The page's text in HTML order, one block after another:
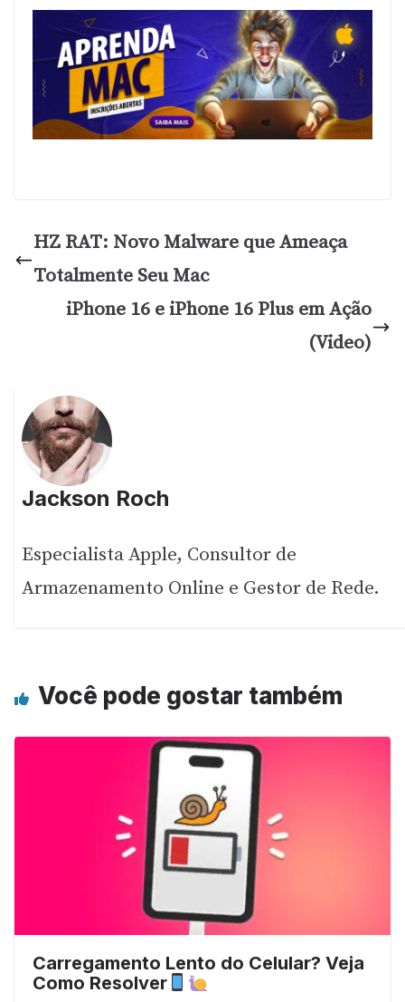
HZ RAT: Novo Malware que Ameaça
Totalmente Seu Mac
iPhone 16 e iPhone 16 Plus em Ação
(Video)
Jackson Roch
Especialista Apple, Consultor de
Armazenamento Online e Gestor de Rede.
Você pode gostar também
Carregamento Lento do Celular? Veja
Como Resolver